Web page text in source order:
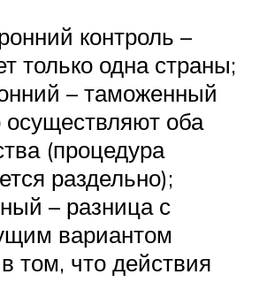
контроль –
только одна страны;
– таможенный
осуществляют оба
(процедура
раздельно);
– разница с
вариантом
том, что действия